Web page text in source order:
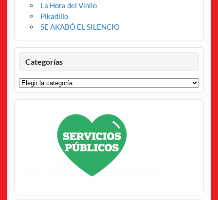
La Hora del Vinilo
Pikadillo
SE AKABÓ EL SILENCIO
Categorías
Categorías